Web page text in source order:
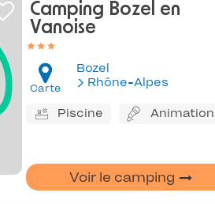
Camping Bozel en
Vanoise
Carte
Bozel
Rhône-Alpes
Piscine
Voir le camping